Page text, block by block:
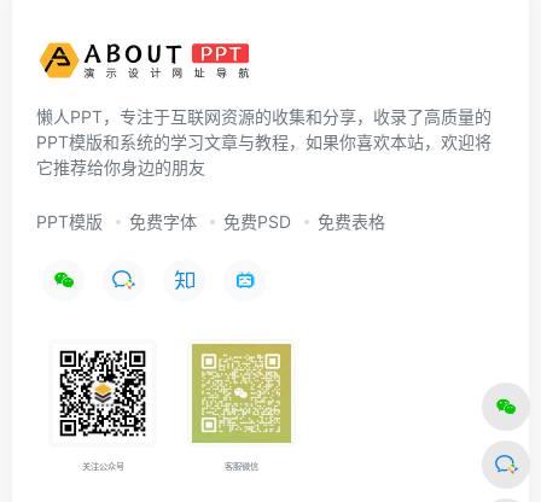
懒人PPT，专注于互联网资源的收集和分享，收录了高质量的
PPT模版和系统的学习文章与教程，如果你喜欢本站，欢迎将
它推荐给你身边的朋友
PPT模版 免费字体 免费PSD 免费表格
关注公众号 客服微信